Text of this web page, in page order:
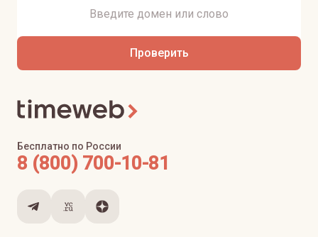
Проверить
Бесплатно по России
8 (800) 700-10-81